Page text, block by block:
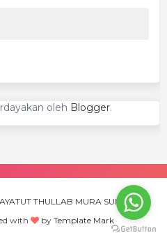
oleh Blogger.
THULLAB MURA SUMSELAll
with by Template Mark